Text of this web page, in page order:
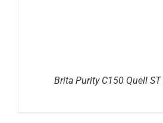
Brita Purity C150 Quell ST